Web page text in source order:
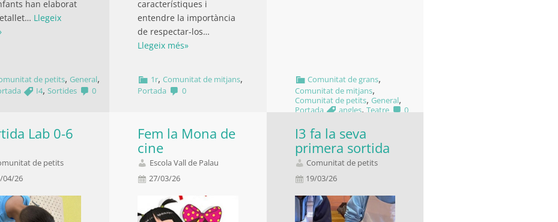
han elaborat
Llegeix
de petits,General,
I4,Sortides 0
característiques i
entendre la importància
de respectar-los…
Llegeix més»
1r, Comunitat de mitjans,
Portada 0
Comunitat de grans,
Comunitat de mitjans,
Comunitat de petits, General,
Portada angles, Teatre 0
Lab 0-6
de petits
04/26
Fem la Mona de
cine
Escola Vall de Palau
27/03/26
I3 fa la seva
primera sortida
Comunitat de petits
19/03/26